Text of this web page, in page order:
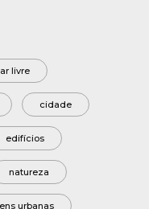
livre
cidade
edifícios
natureza
urbanas